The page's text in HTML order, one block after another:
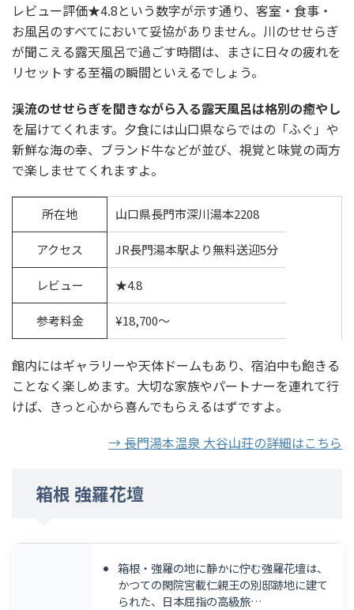
レビュー評価★4.8という数字が示す通り、客室・食事・
お風呂のすべてにおいて妥協がありません。川のせせらぎ
が聞こえる露天風呂で過ごす時間は、まさに日々の疲れを
リセットする至福の瞬間といえるでしょう。
渓流のせせらぎを聞きながら入る露天風呂は格別の癒やし
を届けてくれます。夕食には山口県ならではの「ふぐ」や
新鮮な海の幸、ブランド牛などが並び、視覚と味覚の両方
で楽しませてくれますよ。
所在地 山口県長門市深川湯本2208
アクセス JR長門湯本駅より無料送迎5分
レビュー ★4.8
参考料金 ¥18,700〜
館内にはギャラリーや天体ドームもあり、宿泊中も飽きる
ことなく楽しめます。大切な家族やパートナーを連れて行
けば、きっと心から喜んでもらえるはずですよ。
→ 長門湯本温泉 大谷山荘の詳細はこちら
箱根 強羅花壇
箱根・強羅の地に静かに佇む強羅花壇は、
かつての閑院宮載仁親王の別邸跡地に建て
られた、日本屈指の高級旅…